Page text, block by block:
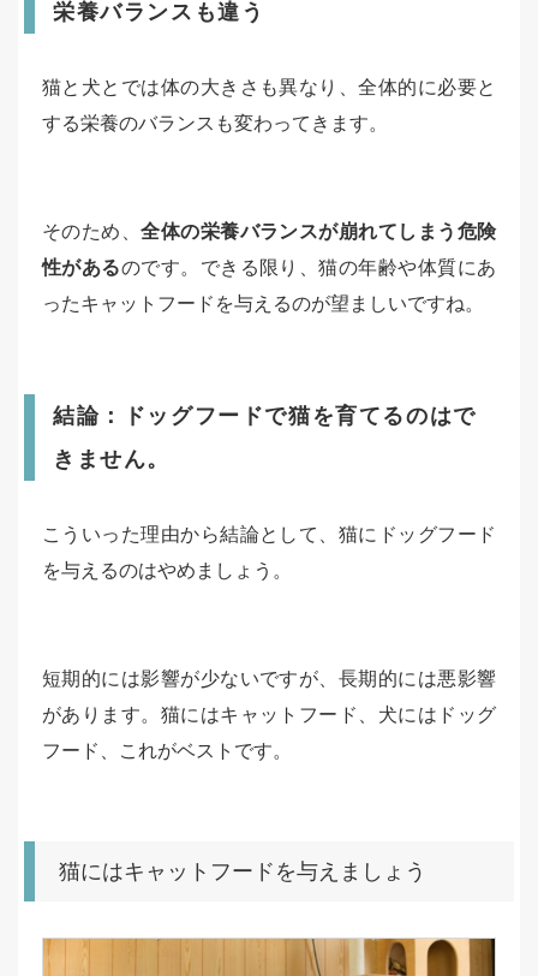
栄養バランスも違う
猫と犬とでは体の大きさも異なり、全体的に必要と
する栄養のバランスも変わってきます。
そのため、全体の栄養バランスが崩れてしまう危険
性があるのです。できる限り、猫の年齢や体質にあ
ったキャットフードを与えるのが望ましいですね。
結論：ドッグフードで猫を育てるのはで
きません。
こういった理由から結論として、猫にドッグフード
を与えるのはやめましょう。
短期的には影響が少ないですが、長期的には悪影響
があります。猫にはキャットフード、犬にはドッグ
フード、これがベストです。
猫にはキャットフードを与えましょう